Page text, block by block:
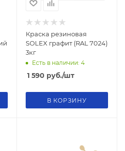
Краска резиновая
SOLEX графит (RAL 7024)
3кг
Есть в наличии: 4
1 590 руб./шт
В КОРЗИНУ